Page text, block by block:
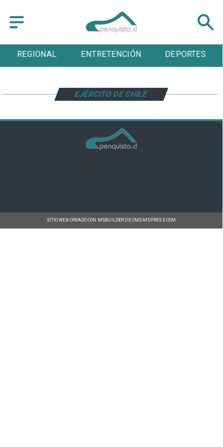
REGIONAL ENTRETENCIÓN DEPORTES
EJÉRCITO DE CHILE
SITIO WEB CREADO CON MSBUILDER DE CMS-MSPRESS.COM